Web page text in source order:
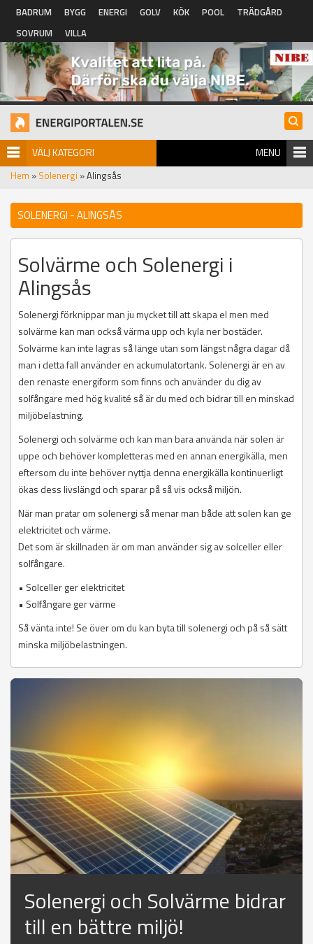
Hoppa till huvudinnehåll
BADRUM BYGG ENERGI GOLV KÖK POOL
TRÄDGÅRD
SOVRUM
VILLA
VÄLJ KATEGORI MENU
Hem » Solenergi » Alingsås
SOLENERGI - ALINGSÅS
Solvärme och Solenergi i
Alingsås
Solenergi förknippar man ju mycket till att skapa el men med
solvärme kan man också värma upp och kyla ner bostäder.
Solvärme kan inte lagras så länge utan som längst några dagar då
man i detta fall använder en ackumulatortank. Solenergi är en av
den renaste energiform som finns och använder du dig av
solfångare med hög kvalité så är du med och bidrar till en minskad
miljöbelastning.
Solenergi och solvärme och kan man bara använda när solen är
uppe och behöver kompletteras med en annan energikälla, men
eftersom du inte behöver nyttja denna energikälla kontinuerligt
ökas dess livslängd och sparar på så vis också miljön.
När man pratar om solenergi så menar man både att solen kan ge
elektricitet och värme.
Det som är skillnaden är om man använder sig av solceller eller
solfångare.
• Solceller ger elektricitet
• Solfångare ger värme
Så vänta inte! Se över om du kan byta till solenergi och på så sätt
minska miljöbelastningen.
Solenergi och Solvärme bidrar
till en bättre miljö!